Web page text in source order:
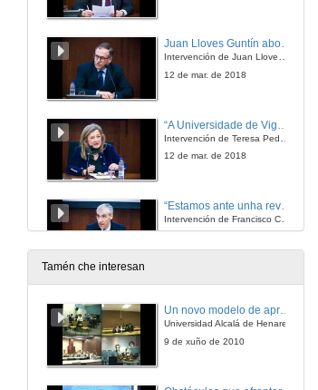
Juan Lloves Guntín abogou pola colaboración institucional, en especial entre a universidade e o clúster ao que representa
Intervención de Juan Lloves Guntín, Presidente de CEAGA
12 de mar. de 2018
Intervención de Teresa Pedrosa Silva, Delegada do Estado do Consorcio Zona Franca de Vigo
12 de mar. de 2018
“Estamos ante unha revolución dixital con impacto en todos os eidos. A industria do futuro é dixital e o consumidor tamén será dixital”
Intervención de Francisco Conde López, Conselleiro de Economía, Emprego e Industria da Xunta de Galicia
“A porta que as JAI abren é unha maridaxe perfecta entre o alumnado e a empresa”
12 de mar. de 2018
Tamén che interesan
Un novo modelo de aprendizaxe baseado en problemas
Universidad Alcalá de Henares
9 de xuño de 2010